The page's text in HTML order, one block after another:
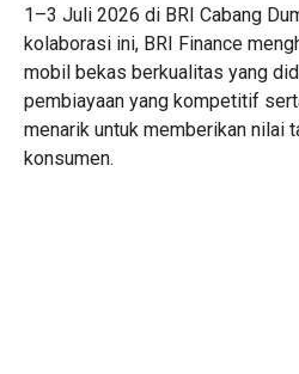
1–3 Juli 2026 di BRI Cabang
kolaborasi ini, BRI Finance
mobil bekas berkualitas yang
pembiayaan yang kompetitif
menarik untuk memberikan nilai
konsumen.